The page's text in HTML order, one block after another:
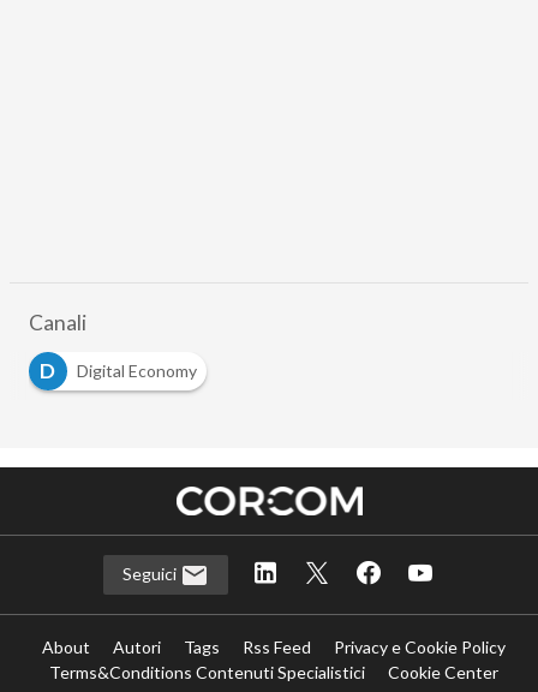
Canali
D
Digital Economy
Seguici
About Autori Tags Rss Feed
Privacy e Cookie Policy
Terms&Conditions Contenuti Specialistici
Cookie Center